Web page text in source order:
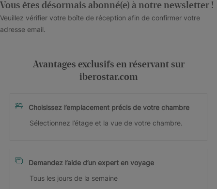
Vous êtes désormais abonné(e) à notre newsletter !
Veuillez vérifier votre boîte de réception afin de confirmer votre
adresse email.
Avantages exclusifs en réservant sur
iberostar.com
Choisissez l’emplacement précis de votre chambre
Sélectionnez l’étage et la vue de votre chambre.
Demandez l’aide d’un expert en voyage
Tous les jours de la semaine